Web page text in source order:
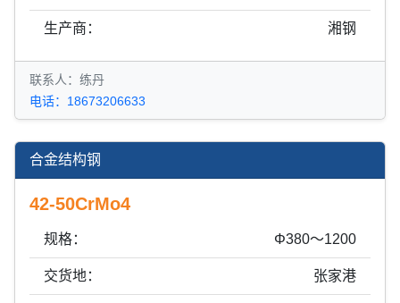
生产商： 湘钢
联系人：练丹
电话：18673206633
合金结构钢
42-50CrMo4
规格： Φ380～1200
交货地： 张家港